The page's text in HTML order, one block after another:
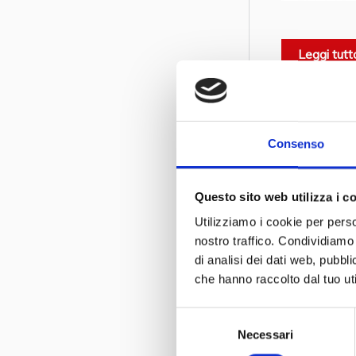
Consenso
Questo sito web utilizza i
Utilizziamo i cookie per
nostro traffico.
di analisi dei dati web,
che hanno raccolto dal tuo
Necessari
Si trattava
termine
Le
del Veneto
richiedere
A soli 10
Leggi